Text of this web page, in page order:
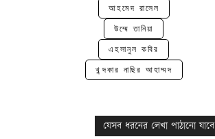
আহমেদ রাসেল
উম্মে তানিয়া
এহসানুল কবির
খন্দকার নাছির আহাম্মদ
যেসব ধরনের লেখা পাঠানো যাবে